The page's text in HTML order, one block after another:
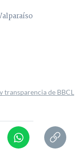
transparencia de BBCL